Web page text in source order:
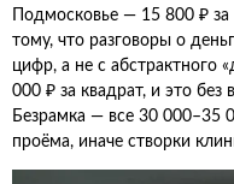
Подмосковье — 15 800 ₽
тому, что разговоры о
цифр, а не с абстрактного
000 ₽ за квадрат, и это без
Безрамка — все 30 000–35
проёма, иначе створки